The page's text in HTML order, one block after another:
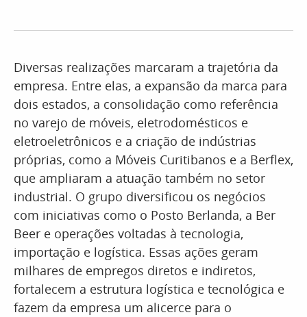
Diversas realizações marcaram a trajetória da
empresa. Entre elas, a expansão da marca para
dois estados, a consolidação como referência
no varejo de móveis, eletrodomésticos e
eletroeletrônicos e a criação de indústrias
próprias, como a Móveis Curitibanos e a Berflex,
que ampliaram a atuação também no setor
industrial. O grupo diversificou os negócios
com iniciativas como o Posto Berlanda, a Ber
Beer e operações voltadas à tecnologia,
importação e logística. Essas ações geram
milhares de empregos diretos e indiretos,
fortalecem a estrutura logística e tecnológica e
fazem da empresa um alicerce para o